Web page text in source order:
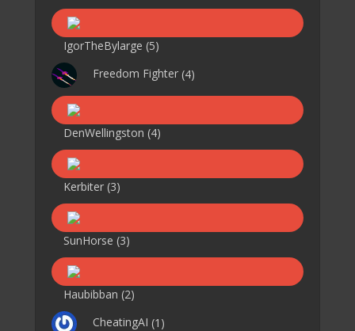
IgorTheBylarge (5)
Freedom Fighter (4)
DenWellingston (4)
Kerbiter (3)
SunHorse (3)
Haubibban (2)
CheatingAI (1)